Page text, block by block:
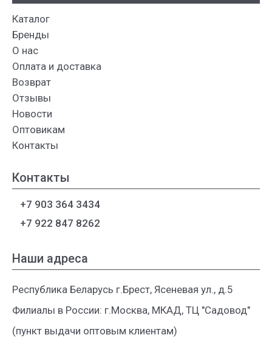
Каталог
Бренды
О нас
Оплата и доставка
Возврат
Отзывы
Новости
Оптовикам
Контакты
Контакты
+7 903 364 3434
+7 922 847 8262
Наши адреса
Республика Беларусь г.Брест, Ясеневая ул., д.5
Филиалы в России: г.Москва, МКАД, ТЦ "Садовод"
(пункт выдачи оптовым клиентам)